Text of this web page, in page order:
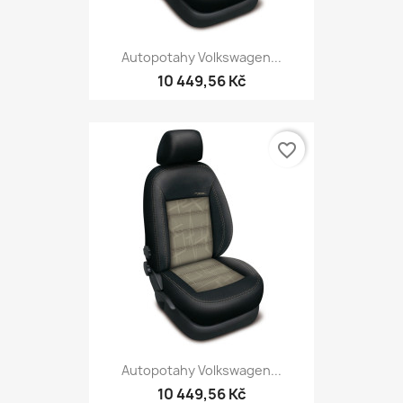
Autopotahy Volkswagen...
10 449,56 Kč
Autopotahy Volkswagen...
10 449,56 Kč
favorite_border